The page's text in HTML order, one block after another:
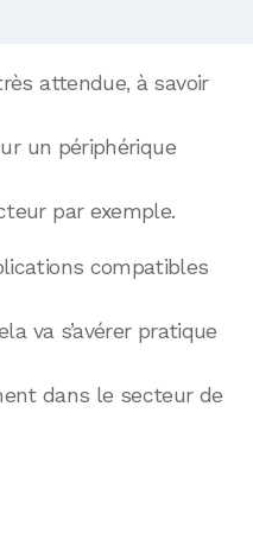
attendue, à savoir
un périphérique
par exemple.
compatibles
va s’avérer pratique
dans le secteur de